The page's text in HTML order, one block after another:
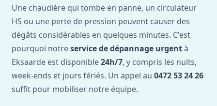
Une chaudière qui tombe en panne, un circulateur
HS ou une perte de pression peuvent causer des
dégâts considérables en quelques minutes. C'est
pourquoi notreservice de dépannage urgentà
Eksaarde est disponible24h/7, y compris les nuits,
week-ends et jours fériés. Un appel au 0472 53 24 26
suffit pour mobiliser notre équipe.